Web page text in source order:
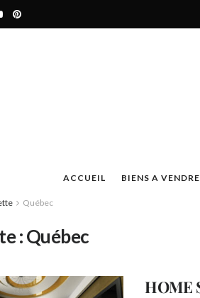
ACCUEIL BIENS A VENDRE
Québec
:Québec
HOME